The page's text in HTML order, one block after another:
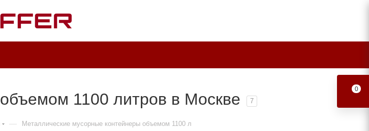
1100 литров в Москве 7
— Металлические мусорные контейнеры объемом 1100 л
0